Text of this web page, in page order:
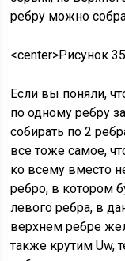
ребру можно
<center>Рисунок
Если вы поняли,
по одному ребру
собирать по 2
все тоже самое,
ко всему вместо
ребро, в котором
левого ребра, в
верхнем ребре
также крутим Uw,